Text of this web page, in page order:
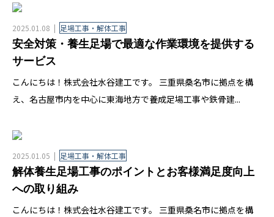
2025.01.08 足場工事・解体工事
安全対策・養生足場で最適な作業環境を提供する
サービス
こんにちは！株式会社水谷建工です。 三重県桑名市に拠点を構
え、名古屋市内を中心に東海地方で養成足場工事や鉄骨建...
2025.01.05 足場工事・解体工事
解体養生足場工事のポイントとお客様満足度向上
への取り組み
こんにちは！株式会社水谷建工です。 三重県桑名市に拠点を構